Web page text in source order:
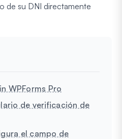
de su DNI directamente
WPForms Pro
de verificación de
el campo de